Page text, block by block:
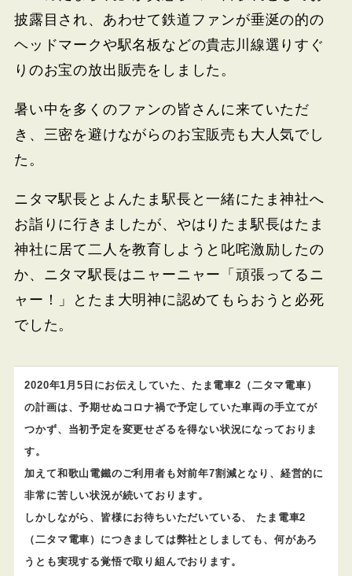
披露目され、あわせて鉄道ファンが垂涎の的の
ヘッドマークや駅名板などの貴志川線選りすぐ
りのお宝の放出販売をしました。
暑い中を多くのファンの皆さんに来ていただ
き、三密を避けながらのお宝販売も大人気でし
た。
ニタマ駅長とよんたま駅長と一緒にたま神社へ
お詣りに行きましたが、やはりたま駅長はたま
神社に居て二人を教育しようと叱咤激励したの
か、ニタマ駅長はニャーニャー「頑張ってるニ
ャー！」とたま大明神に認めてもらおうと必死
でした。
2020年1月5日にお伝えしていた、たま電車2（二タマ電車）
の計画は、予期せぬコロナ禍で予定していた車両の手立てが
つかず、当初予定を変更せざるを得ない状況になっておりま
す。
加えて和歌山電鐵のご利用者も対前年7割減となり、経営的に
非常に苦しい状況が続いております。
しかしながら、皆様にお待ちいただいている、 たま電車2
（二タマ電車）につきましては弊社としましても、何があろ
うとも実現する覚悟で取り組んでおります。